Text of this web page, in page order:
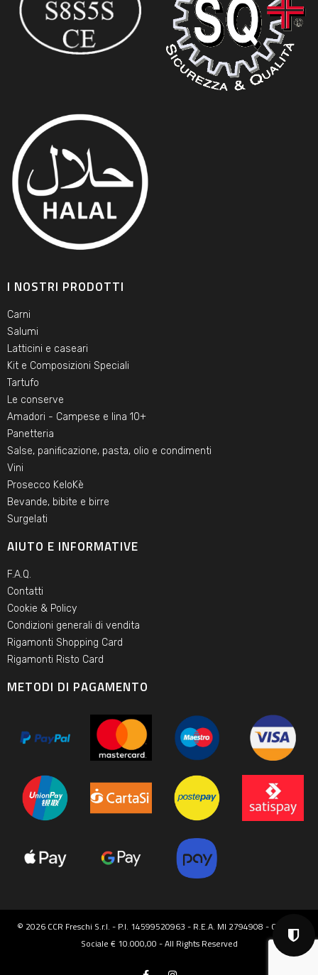
I NOSTRI PRODOTTI
Carni
Salumi
Latticini e caseari
Kit e Composizioni Speciali
Tartufo
Le conserve
Amadori - Campese e lina 10+
Panetteria
Salse, panificazione, pasta, olio e condimenti
Vini
Prosecco KeloKè
Bevande, bibite e birre
Surgelati
AIUTO E INFORMATIVE
F.A.Q.
Contatti
Cookie & Policy
Condizioni generali di vendita
Rigamonti Shopping Card
Rigamonti Risto Card
METODI DI PAGAMENTO
© 2026 CCR Freschi S.r.l. - P.I. 14599520963 - R.E.A. MI 2794908 - Capitale
Sociale € 10.000,00 - All Rights Reserved